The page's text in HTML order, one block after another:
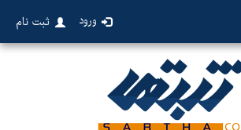
ورود ثبت نام